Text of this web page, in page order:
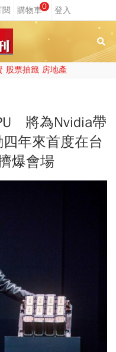
0
股票抽籤 房地產
將為Nvidia帶
年來首度在台
爆會場